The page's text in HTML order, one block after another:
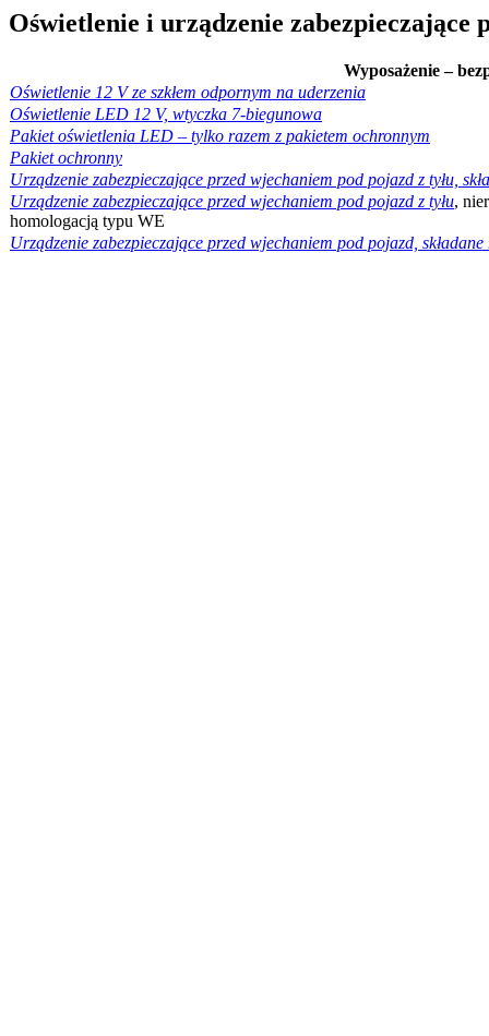
Oświetlenie i urządzenie zabezpieczające
Wyposażenie –
Oświetlenie 12 V ze szkłem odpornym na uderzenia
Oświetlenie LED 12 V, wtyczka 7-biegunowa
Pakiet oświetlenia LED – tylko razem z pakietem ochronnym
Pakiet ochronny
Urządzenie zabezpieczające przed wjechaniem pod pojazd z tyłu,
Urządzenie zabezpieczające przed wjechaniem pod pojazd z tyłu,
homologacją typu WE
Urządzenie zabezpieczające przed wjechaniem pod pojazd,